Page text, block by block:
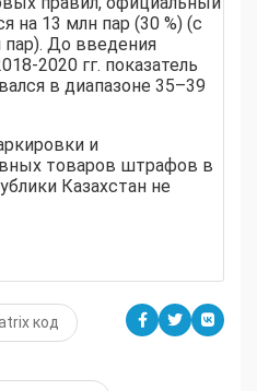
на 13 млн пар (30 %) (с
пар). До введения
2020 гг. показатель
в диапазоне 35–39
и
товаров штрафов в
Казахстан не
код